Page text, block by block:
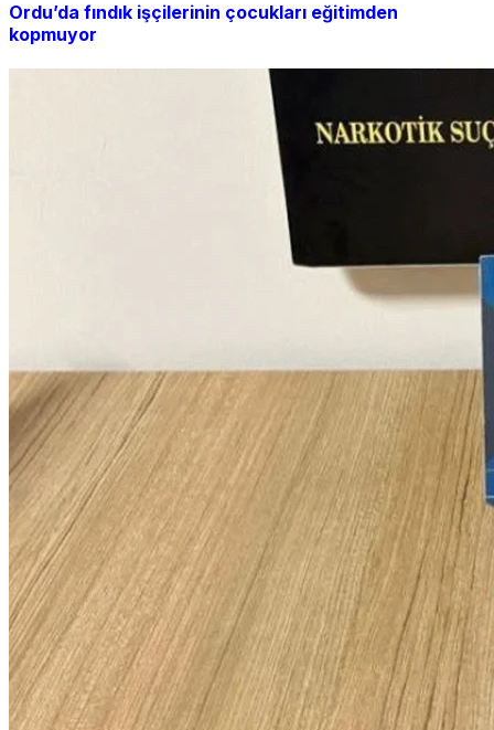
Ordu’da fındık işçilerinin çocukları eğitimden
kopmuyor